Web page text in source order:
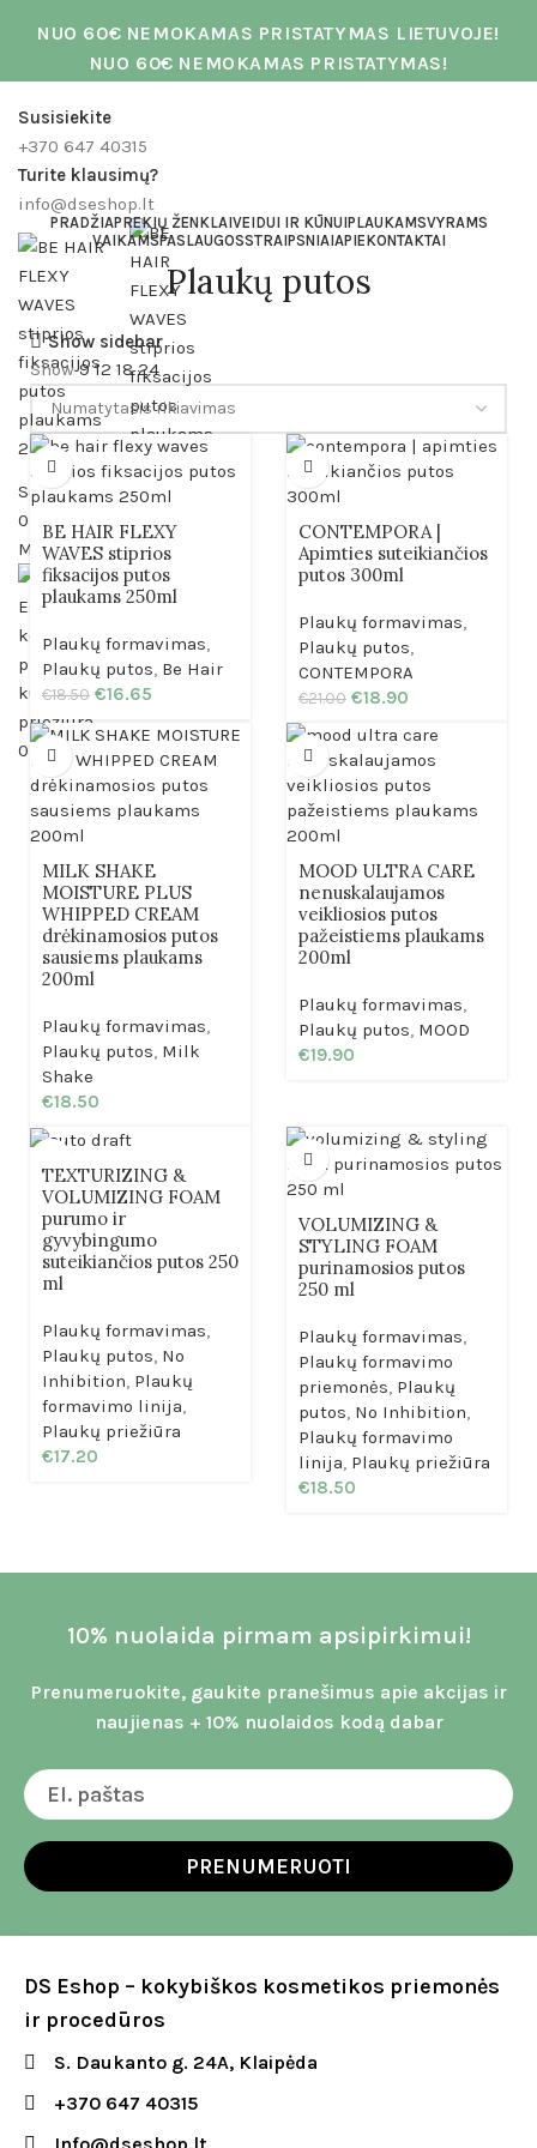
NUO 60€ NEMOKAMAS PRISTATYMAS LIETUVOJE!
NUO 60€ NEMOKAMAS PRISTATYMAS!
Susisiekite
+370 647 40315
Turite klausimų?
info@dseshop.lt
Search
0
items €0.00
Menu
0 items € 0.00
PRADŽIAPREKIŲ ŽENKLAIVEIDUI IR KŪNUIPLAUKAMSVYRAMS
VAIKAMSPASLAUGOSSTRAIPSNIAIAPIEKONTAKTAI
Plaukų putos
Show sidebar
Show912 1824
BE HAIR FLEXY
WAVES stiprios
fiksacijos putos
plaukams 250ml
Plaukų formavimas,
Plaukų putos, Be Hair
€18.50 €16.65
CONTEMPORA |
Apimties suteikiančios
putos 300ml
Plaukų formavimas,
Plaukų putos,
CONTEMPORA
€21.00 €18.90
MILK SHAKE
MOISTURE PLUS
WHIPPED CREAM
drėkinamosios putos
sausiems plaukams
200ml
Plaukų formavimas,
Plaukų putos, Milk
Shake
€18.50
MOOD ULTRA CARE
nenuskalaujamos
veikliosios putos
pažeistiems plaukams
200ml
Plaukų formavimas,
Plaukų putos, MOOD
€19.90
TEXTURIZING &
VOLUMIZING FOAM
purumo ir
gyvybingumo
suteikiančios putos 250
ml
Plaukų formavimas,
Plaukų putos, No
Inhibition, Plaukų
formavimo linija,
Plaukų priežiūra
€17.20
VOLUMIZING &
STYLING FOAM
purinamosios putos
250 ml
Plaukų formavimas,
Plaukų formavimo
priemonės, Plaukų
putos, No Inhibition,
Plaukų formavimo
linija, Plaukų priežiūra
€18.50
10% nuolaida pirmam apsipirkimui!
Prenumeruokite, gaukite pranešimus apie akcijas ir
naujienas + 10% nuolaidos kodą dabar
PRENUMERUOTI
DS Eshop – kokybiškos kosmetikos priemonės
ir procedūros
S. Daukanto g. 24A, Klaipėda
+370 647 40315